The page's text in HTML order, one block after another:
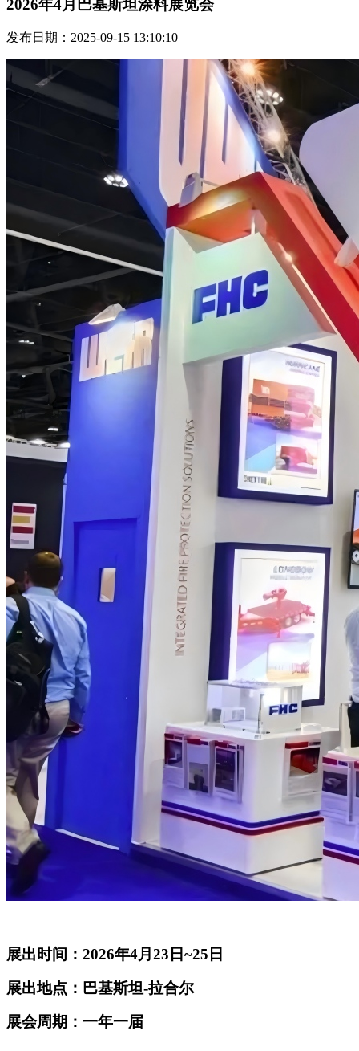
2026年4月巴基斯坦涂料展览会
发布日期：2025-09-15 13:10:10
展出时间：2026年4月23日~25日
展出地点：巴基斯坦-拉合尔
展会周期：一年一届